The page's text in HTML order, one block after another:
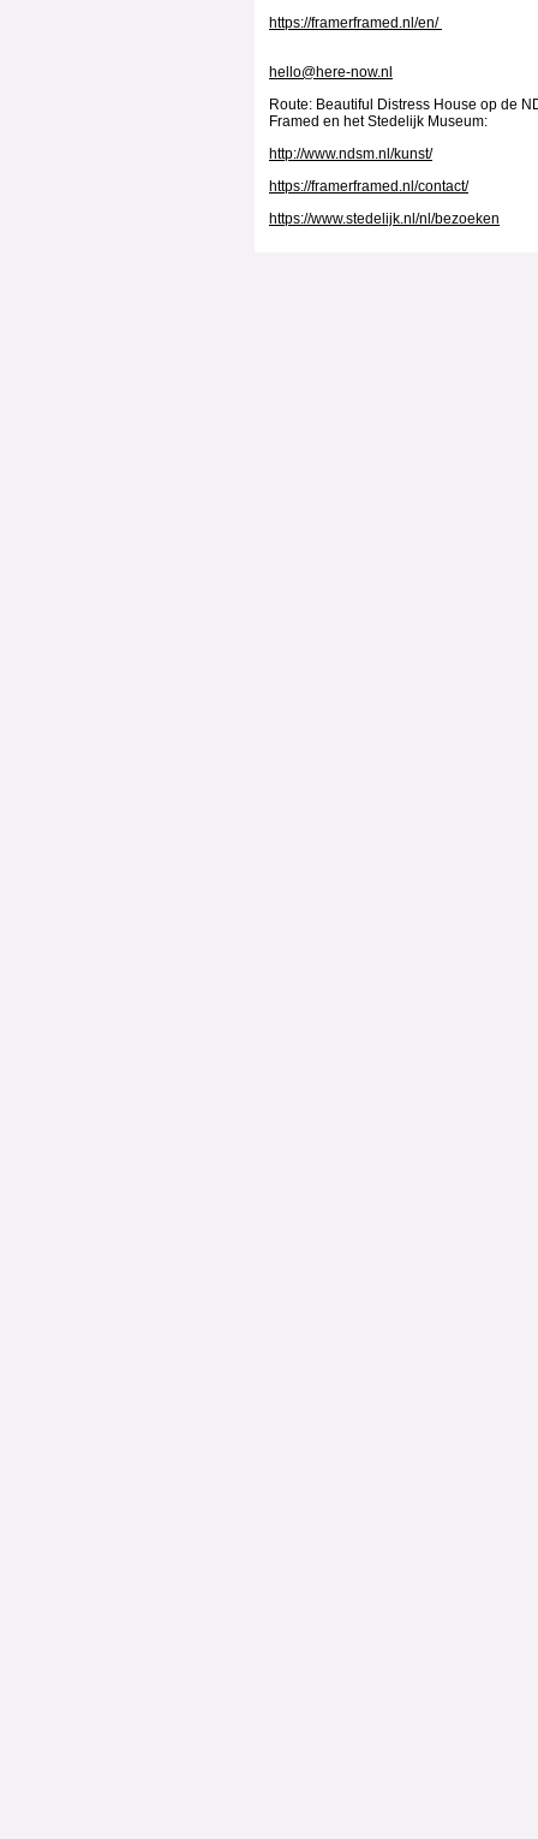
https://framerframed.nl/en/
hello@here-now.nl
Route: Beautiful Distress House op de
Framed en het Stedelijk Museum:
http://www.ndsm.nl/kunst/
https://framerframed.nl/contact/
https://www.stedelijk.nl/nl/bezoeken